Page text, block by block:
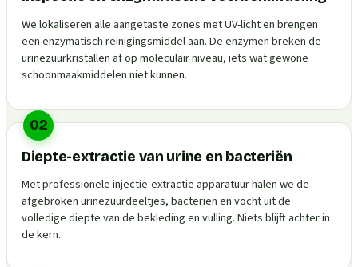
We lokaliseren alle aangetaste zones met UV-licht en brengen
een enzymatisch reinigingsmiddel aan. De enzymen breken de
urinezuurkristallen af op moleculair niveau, iets wat gewone
schoonmaakmiddelen niet kunnen.
02
Diepte-extractie van urine en bacteriën
Met professionele injectie-extractie apparatuur halen we de
afgebroken urinezuurdeeltjes, bacterien en vocht uit de
volledige diepte van de bekleding en vulling. Niets blijft achter in
de kern.